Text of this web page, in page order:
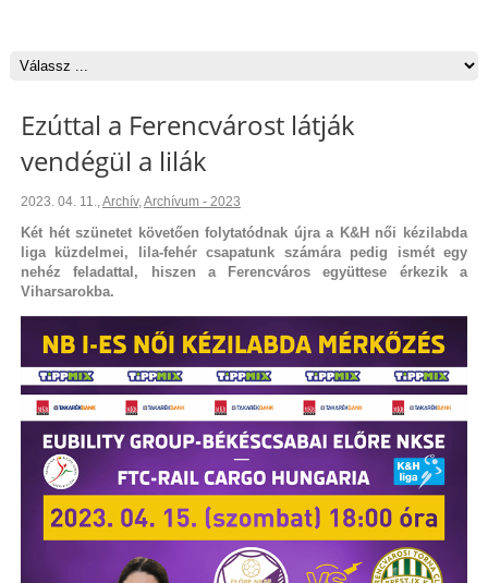
Ezúttal a Ferencvárost látják
vendégül a lilák
2023. 04. 11.,Archív,Archívum - 2023
Két hét szünetet követően folytatódnak újra a K&H női kézilabda
liga küzdelmei, lila-fehér csapatunk számára pedig ismét egy
nehéz feladattal, hiszen a Ferencváros együttese érkezik a
Viharsarokba.